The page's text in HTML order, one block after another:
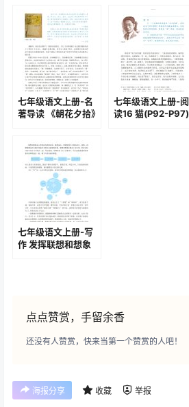
七年级语文上册-名
著导读 《朝花夕拾》
七年级语文上册-阅
读16 猫(P92-P97)
七年级语文上册-写
作 发挥联想和想象
点点赞赏，手留余香
还没有人赞赏，快来当第一个赞赏的人吧！
海报分享 收藏 举报